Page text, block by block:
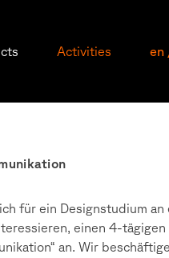
Activities
für ein Designstudium an
einen 4-tägigen
an. Wir